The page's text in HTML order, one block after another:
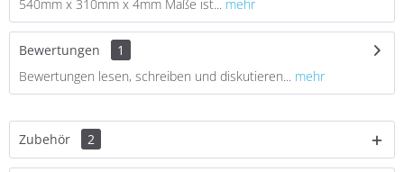
540mm x 310mm x 4mm Maße ist... mehr
Bewertungen
1
Bewertungen lesen, schreiben und diskutieren... mehr
Zubehör 2